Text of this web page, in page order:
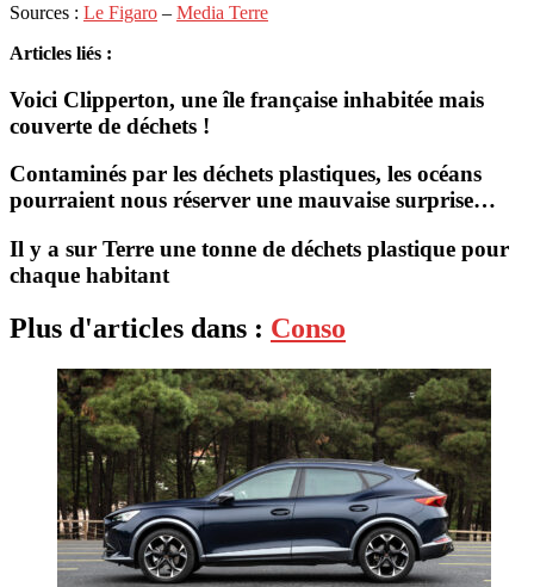
Sources : Le Figaro – Media Terre
Articles liés :
Voici Clipperton, une île française inhabitée mais
couverte de déchets !
Contaminés par les déchets plastiques, les océans
pourraient nous réserver une mauvaise surprise…
Il y a sur Terre une tonne de déchets plastique pour
chaque habitant
Plus d'articles dans : Conso